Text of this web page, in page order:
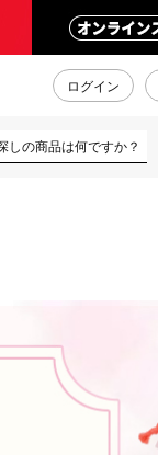
ログイン